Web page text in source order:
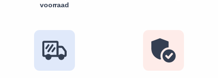
voorraad